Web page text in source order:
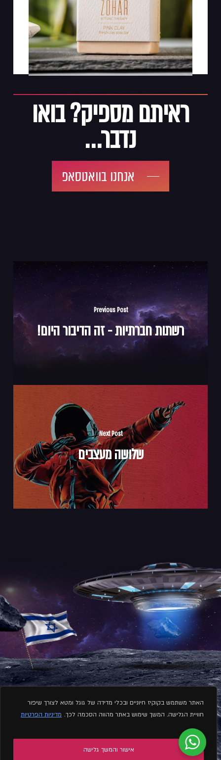
האתר משתמש בקוקיז חיוניים ובכלי מדידה של גוגל ומטא לצורך שיפור
חוויית הגלישה. המשך שימוש באתר מהווה הסכמה לכך. מדיניות הפרטיות
אישור והמשך גלישה
ראיתם מספיק? בואו
נדבר…
אנחנו בוואטסאפ
Previous Post
רשתות חברתיות - זה הדיבור היום!
Next Post
שלושה מעצבים